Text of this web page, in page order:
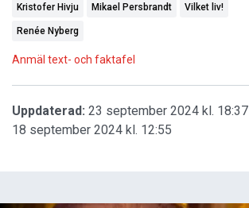
Kristofer Hivju Mikael Persbrandt Vilket liv!
Renée Nyberg
Anmäl text- och faktafel
Uppdaterad: 23 september 2024 kl. 18:37
18 september 2024 kl. 12:55